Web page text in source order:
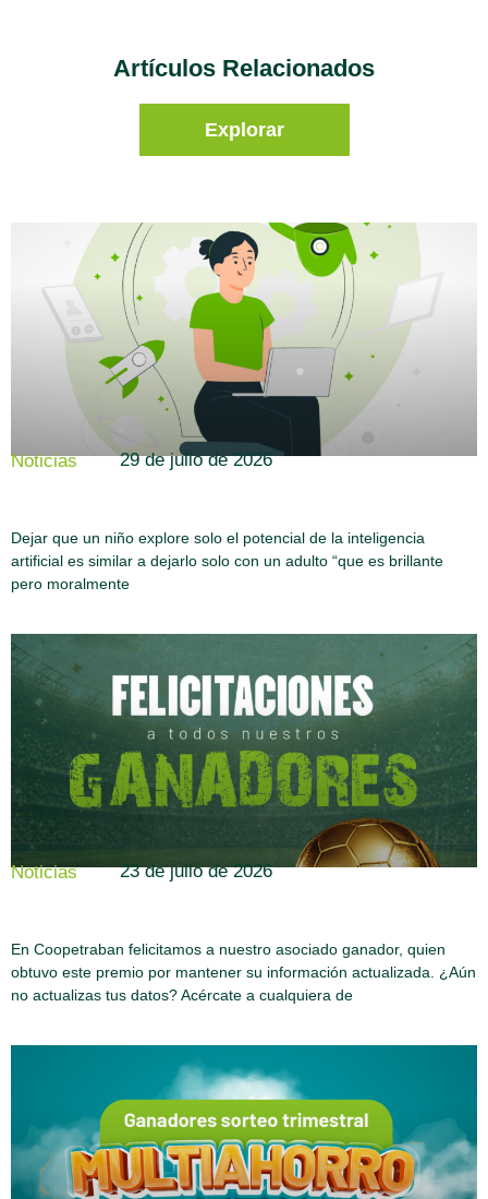
Artículos Relacionados
Explorar
Noticias
Dejar que un niño explore solo el potencial de la inteligencia
artificial es similar a dejarlo solo con un adulto “que es brillante
pero moralmente
29 de julio de 2026
Noticias
En Coopetraban felicitamos a nuestro asociado ganador, quien
obtuvo este premio por mantener su información actualizada. ¿Aún
no actualizas tus datos? Acércate a cualquiera de
23 de julio de 2026